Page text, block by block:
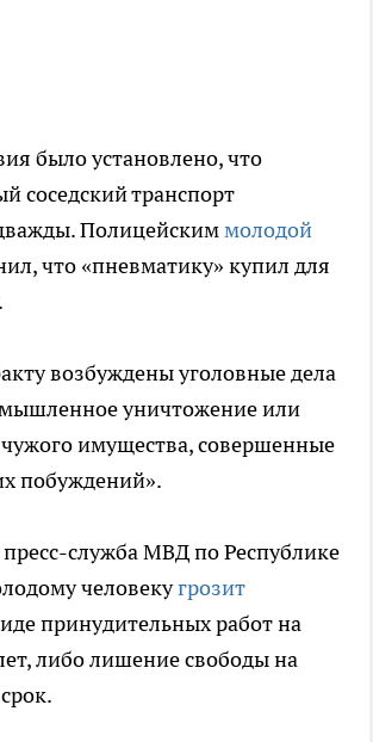
было установлено, что
соседский транспорт
Полицейскиммолодой
что «пневматику» купил для
возбуждены уголовные дела
уничтожение или
имущества, совершенные
побуждений».
служба МВД по Республике
человекугрозит
принудительных работ на
либо лишение свободы на